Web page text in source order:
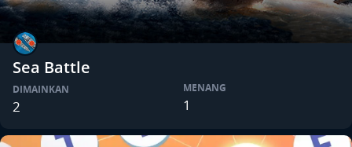
Sea Battle
DIMAINKAN
2
MENANG
1